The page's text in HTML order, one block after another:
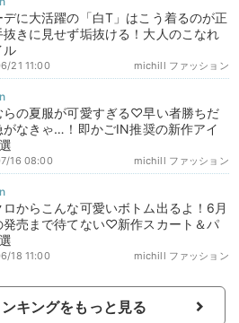
デに大活躍の「白T」はこう着るのが正
きに見せず垢抜ける！大人のこなれ
ル
michill ファッション
21 11:00
らの夏服が可愛すぎる♡早い者勝ちだ
がなきゃ…！即かごIN推奨の新作アイ
michill ファッション
16 08:00
ロからこんな可愛いボトム出るよ！6月
発売まで待てない♡新作スカート＆パ
michill ファッション
18 11:00
キングをもっと見る